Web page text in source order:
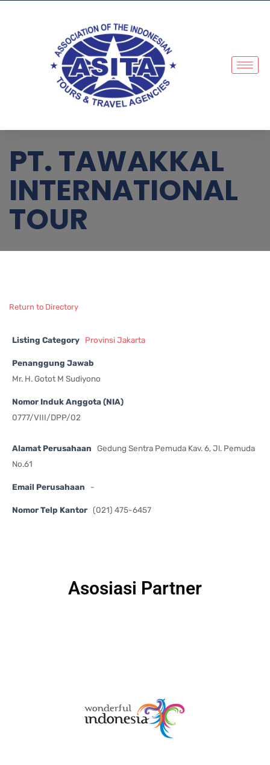
PT. TAWAKKAL
INTERNATIONAL
TOUR
Return to Directory
Listing Category Provinsi Jakarta
Penanggung Jawab
Mr. H. Gotot M Sudiyono
Nomor Induk Anggota (NIA)
0777/VIII/DPP/02
Alamat Perusahaan
Gedung Sentra Pemuda Kav. 6, Jl. Pemuda
No.61
Email Perusahaan -
Nomor Telp Kantor (021) 475-6457
Asosiasi Partner